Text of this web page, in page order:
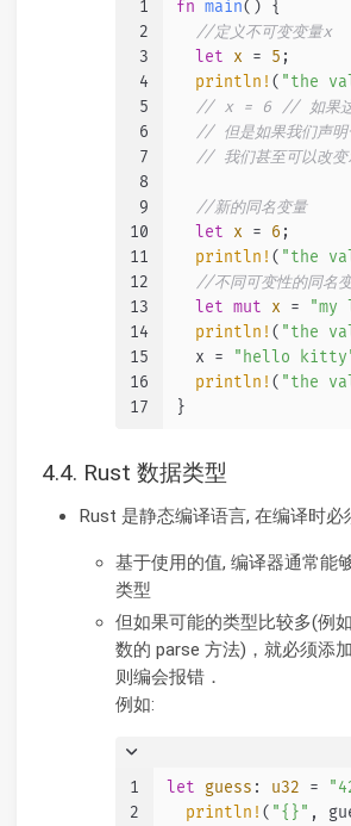
1
2
3
4
5
6
7
8
9
10
11
12
13
14
15
16
17
fn main() {
//定义不可变变量x
let
x = 5 ;
println! ( "the
// x = 6 // 如果这
// 但是如果我们声明
// 我们甚至可以改变
//新的同名变量
let
x = 6 ;
println! ( "the
//不同可变性的同名
let mut x = "my
println! ( "the
  x =
"hello
println! ( "the
}
4.4. Rust 数据类型
Rust 是静态编译语言, 在编译时必
基于使用的值, 编译器通常能
类型
但如果可能的类型比较多(例
数的 parse 方法)，就必须添
则编会报错．
例如:
1
2
let guess : u32 =
println! ( "{}" ,